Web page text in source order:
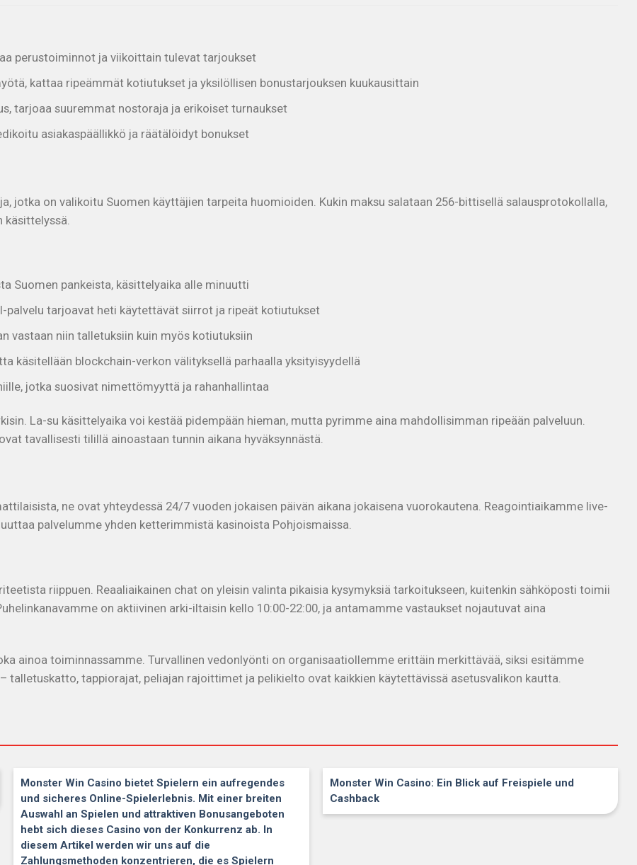
perustoiminnot ja viikoittain tulevat tarjoukset
kattaa ripeämmät kotiutukset ja yksilöllisen bonustarjouksen kuukausittain
tarjoaa suuremmat nostoraja ja erikoiset turnaukset
asiakaspäällikkö ja räätälöidyt bonukset
jotka on valikoitu Suomen käyttäjien tarpeita huomioiden. Kukin maksu salataan 256-bittisellä salausprotokollalla,
Suomen pankeista, käsittelyaika alle minuutti
palvelu tarjoavat heti käytettävät siirrot ja ripeät kotiutukset
vastaan niin talletuksiin kuin myös kotiutuksiin
käsitellään blockchain-verkon välityksellä parhaalla yksityisyydellä
jotka suosivat nimettömyyttä ja rahanhallintaa
La-su käsittelyaika voi kestää pidempään hieman, mutta pyrimme aina mahdollisimman ripeään palveluun.
tavallisesti tilillä ainoastaan tunnin aikana hyväksynnästä.
ne ovat yhteydessä 24/7 vuoden jokaisen päivän aikana jokaisena vuorokautena. Reagointiaikamme live-
palvelumme yhden ketterimmistä kasinoista Pohjoismaissa.
riippuen. Reaaliaikainen chat on yleisin valinta pikaisia kysymyksiä tarkoitukseen, kuitenkin sähköposti toimii
on aktiivinen arki-iltaisin kello 10:00-22:00, ja antamamme vastaukset nojautuvat aina
ainoa toiminnassamme. Turvallinen vedonlyönti on organisaatiollemme erittäin merkittävää, siksi esitämme
talletuskatto, tappiorajat, peliajan rajoittimet ja pelikielto ovat kaikkien käytettävissä asetusvalikon kautta.
Monster Win Casino bietet Spielern ein aufregendes
und sicheres Online-Spielerlebnis. Mit einer breiten
Auswahl an Spielen und attraktiven Bonusangeboten
hebt sich dieses Casino von der Konkurrenz ab. In
diesem Artikel werden wir uns auf die
Zahlungsmethoden konzentrieren, die es Spielern
Monster Win Casino: Ein Blick auf Freispiele und
Cashback